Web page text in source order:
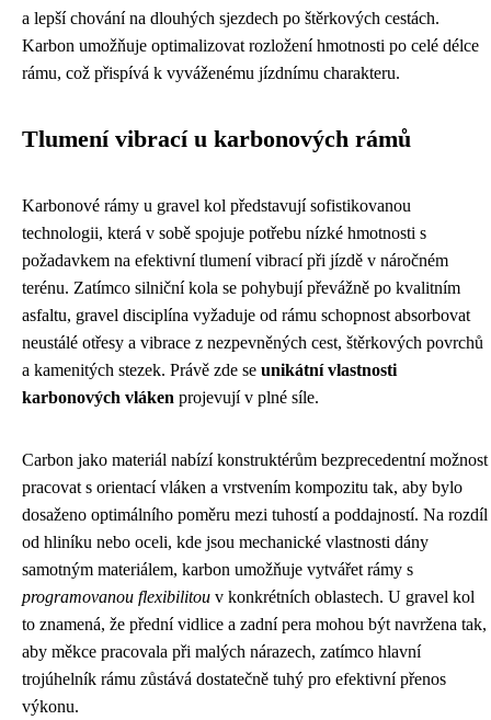
a lepší chování na dlouhých sjezdech po štěrkových cestách.
Karbon umožňuje optimalizovat rozložení hmotnosti po celé délce
rámu, což přispívá k vyváženému jízdnímu charakteru.
Tlumení vibrací u karbonových rámů
Karbonové rámy u gravel kol představují sofistikovanou
technologii, která v sobě spojuje potřebu nízké hmotnosti s
požadavkem na efektivní tlumení vibrací při jízdě v náročném
terénu. Zatímco silniční kola se pohybují převážně po kvalitním
asfaltu, gravel disciplína vyžaduje od rámu schopnost absorbovat
neustálé otřesy a vibrace z nezpevněných cest, štěrkových povrchů
a kamenitých stezek. Právě zde se unikátní vlastnosti
karbonových vláken projevují v plné síle.
Carbon jako materiál nabízí konstruktérům bezprecedentní možnost
pracovat s orientací vláken a vrstvením kompozitu tak, aby bylo
dosaženo optimálního poměru mezi tuhostí a poddajností. Na rozdíl
od hliníku nebo oceli, kde jsou mechanické vlastnosti dány
samotným materiálem, karbon umožňuje vytvářet rámy s
programovanou flexibilitou v konkrétních oblastech. U gravel kol
to znamená, že přední vidlice a zadní pera mohou být navržena tak,
aby měkce pracovala při malých nárazech, zatímco hlavní
trojúhelník rámu zůstává dostatečně tuhý pro efektivní přenos
výkonu.